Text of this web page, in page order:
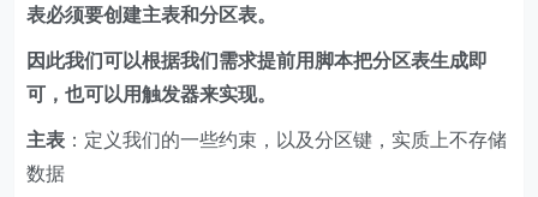
表必须要创建主表和分区表。
因此我们可以根据我们需求提前用脚本把分区表生成即
可，也可以用触发器来实现。
主表 ：定义我们的一些约束，以及分区键，实质上不存储
数据